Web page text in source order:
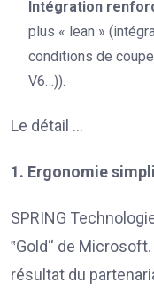
Intégration
plus « lean »
conditions de
V6…)).
Le détail …
1. Ergonomie
SPRING
‟Gold“ de
résultat du